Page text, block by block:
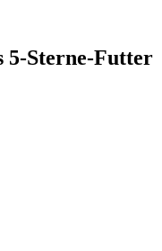
5-Sterne-Futter